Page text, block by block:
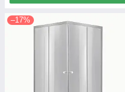
–17%